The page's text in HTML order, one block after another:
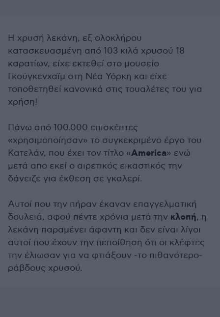
Η χρυσή λεκάνη, εξ ολοκλήρου
κατασκευασμένη από 103 κιλά χρυσού 18
καρατίων, είχε εκτεθεί στο μουσείο
Γκούγκενχαϊμ στη Νέα Υόρκη και είχε
τοποθετηθεί κανονικά στις τουαλέτες του για
χρήση!
Πάνω από 100.000 επισκέπτες
«χρησιμοποίησαν» το συγκεκριμένο έργο του
Κατελάν, που έχει τον τίτλο «America» ενώ
μετά απο εκεί ο αιρετικός εικαστικός την
δάνειζε για έκθεση σε γκαλερί.
Αυτοί που την πήραν έκαναν επαγγελματική
δουλειά, αφού πέντε χρόνια μετά την κλοπή, η
λεκάνη παραμένει άφαντη και δεν είναι λίγοι
αυτοί που έχουν την πεποίθηση ότι οι κλέφτες
την έλιωσαν για να φτιάξουν -το πιθανότερο-
ράβδους χρυσού.